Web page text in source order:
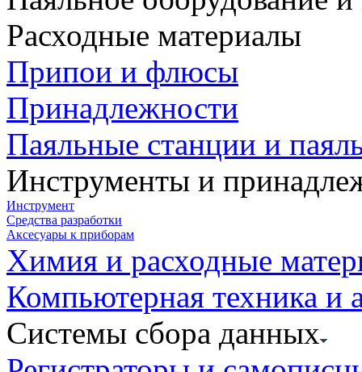
Расходные материалы
Припои и флюсы
Принадлежности
Паяльные станции и
Инструменты и
Инструмент
Средства разработки
Аксесуары к приборам
Химия и расходные
Компьютерная техника и
Системы сбора данных